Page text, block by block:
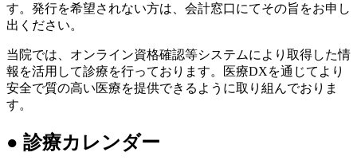
す。発行を希望されない方は、会計窓口にてその旨をお申し
出ください。
当院では、オンライン資格確認等システムにより取得した情
報を活用して診療を行っております。医療DXを通じてより
安全で質の高い医療を提供できるように取り組んでおりま
す。
● 診療カレンダー